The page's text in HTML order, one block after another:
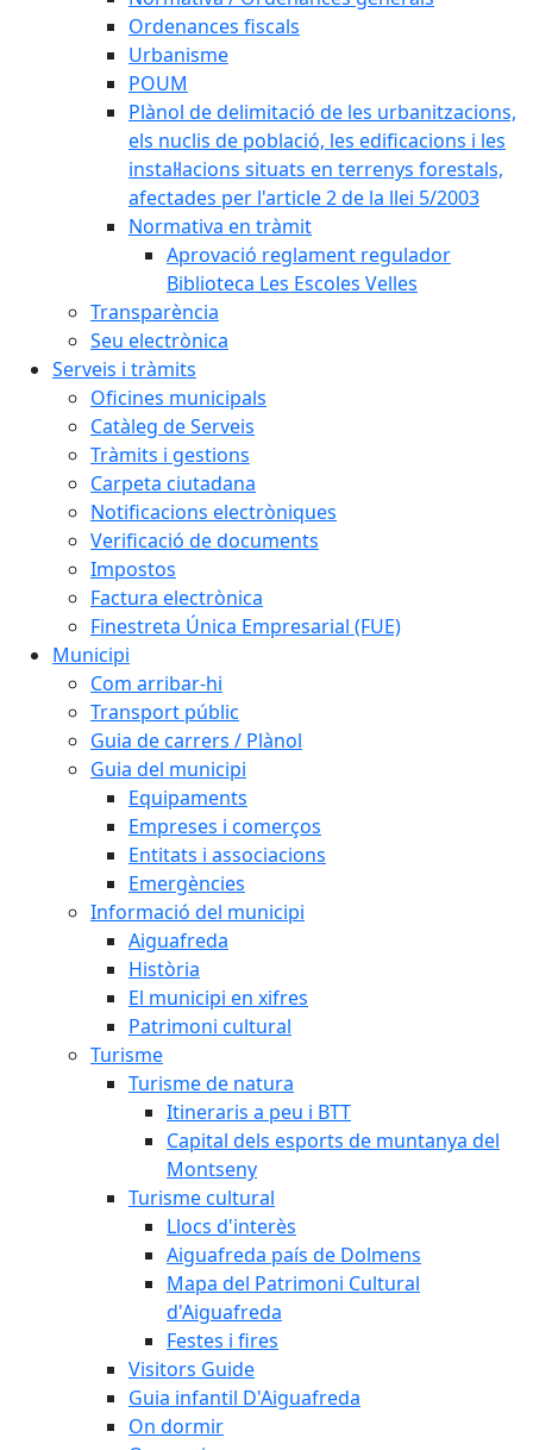
Ordenances fiscals
Urbanisme
POUM
Plànol de delimitació de les urbanitzacions,
els nuclis de població, les edificacions i les
instal·lacions situats en terrenys forestals,
afectades per l'article 2 de la llei 5/2003
Normativa en tràmit
Aprovació reglament regulador
Biblioteca Les Escoles Velles
Transparència
Seu electrònica
Serveis i tràmits
Oficines municipals
Catàleg de Serveis
Tràmits i gestions
Carpeta ciutadana
Notificacions electròniques
Verificació de documents
Impostos
Factura electrònica
Finestreta Única Empresarial (FUE)
Municipi
Com arribar-hi
Transport públic
Guia de carrers / Plànol
Guia del municipi
Equipaments
Empreses i comerços
Entitats i associacions
Emergències
Informació del municipi
Aiguafreda
Història
El municipi en xifres
Patrimoni cultural
Turisme
Turisme de natura
Itineraris a peu i BTT
Capital dels esports de muntanya del
Montseny
Turisme cultural
Llocs d'interès
Aiguafreda país de Dolmens
Mapa del Patrimoni Cultural
d'Aiguafreda
Festes i fires
Visitors Guide
Guia infantil D'Aiguafreda
On dormir